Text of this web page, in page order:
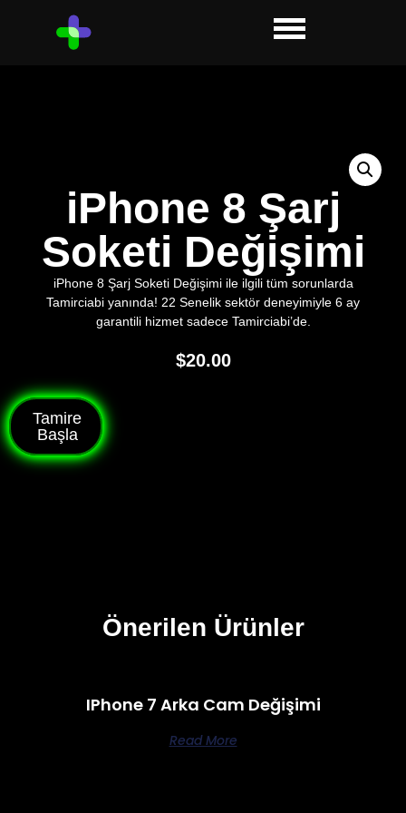
iPhone 8 Şarj
Soketi Değişimi
iPhone 8 Şarj Soketi Değişimi ile ilgili tüm sorunlarda
Tamirciabi yanında! 22 Senelik sektör deneyimiyle 6 ay
garantili hizmet sadece Tamirciabi’de.
$20.00
Tamire
Başla
Önerilen Ürünler
IPhone 7 Arka Cam Değişimi
Read More